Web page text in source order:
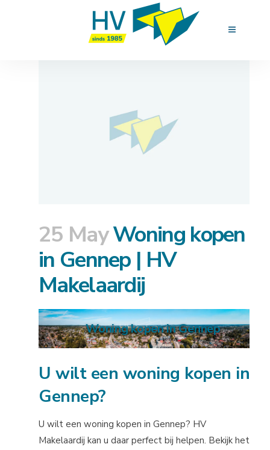
25 MayWoning kopen
in Gennep | HV
Makelaardij
Woning kopen in Gennep
U wilt een woning kopen in
Gennep?
U wilt een woning kopen in Gennep? HV
Makelaardij kan u daar perfect bij helpen. Bekijk het